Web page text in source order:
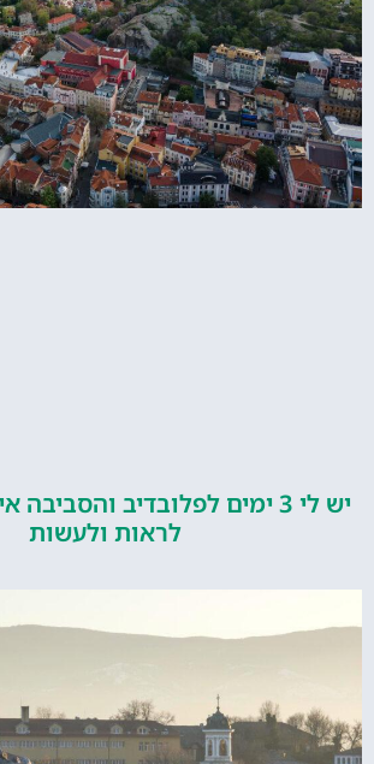
יש לי 3 ימים לפלובדיב והסביבה איפה
לראות ולעשות